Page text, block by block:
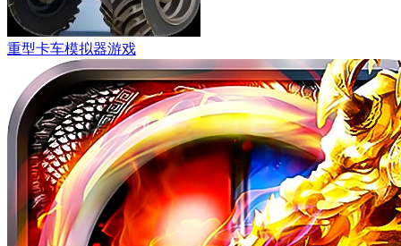
重型卡车模拟器游戏